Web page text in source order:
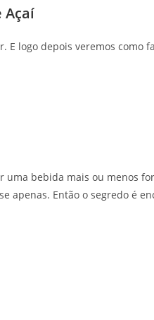
Açaí
E logo depois veremos como
uma bebida mais ou menos
apenas. Então o segredo é